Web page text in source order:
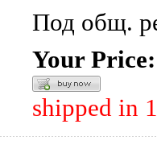
Под общ.
Your Price:
shipped in